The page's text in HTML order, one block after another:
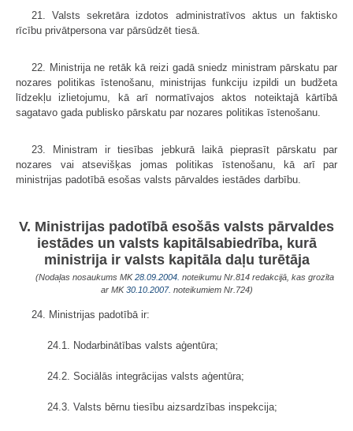
21. Valsts sekretāra izdotos administratīvos aktus un faktisko
rīcību privātpersona var pārsūdzēt tiesā.
22. Ministrija ne retāk kā reizi gadā sniedz ministram pārskatu par
nozares politikas īstenošanu, ministrijas funkciju izpildi un budžeta
līdzekļu izlietojumu, kā arī normatīvajos aktos noteiktajā kārtībā
sagatavo gada publisko pārskatu par nozares politikas īstenošanu.
23. Ministram ir tiesības jebkurā laikā pieprasīt pārskatu par
nozares vai atsevišķas jomas politikas īstenošanu, kā arī par
ministrijas padotībā esošas valsts pārvaldes iestādes darbību.
V. Ministrijas padotībā esošās valsts pārvaldes
iestādes un valsts kapitālsabiedrība, kurā
ministrija ir valsts kapitāla daļu turētāja
(Nodaļas nosaukums MK28.09.2004. noteikumu Nr.814 redakcijā, kas grozīta
ar MK30.10.2007. noteikumiem Nr.724)
24. Ministrijas padotībā ir:
24.1. Nodarbinātības valsts aģentūra;
24.2. Sociālās integrācijas valsts aģentūra;
24.3. Valsts bērnu tiesību aizsardzības inspekcija;